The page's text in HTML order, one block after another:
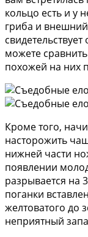
кольцо есть и у
гриба и
можете
похожей на них
Кроме того,
насторожить
нижней части
появлении
разрывается на
поганки
желтоватого до
неприятный